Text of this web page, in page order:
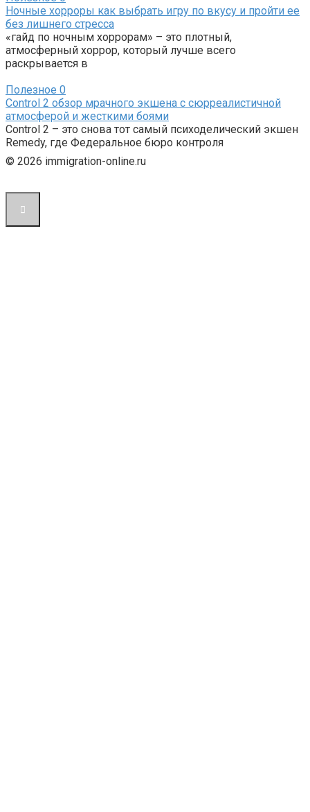
Ночные хорроры как выбрать игру по вкусу и пройти ее
без лишнего стресса
«гайд по ночным хоррорам» – это плотный,
атмосферный хоррор, который лучше всего
раскрывается в
Полезное 0
Control 2 обзор мрачного экшена с сюрреалистичной
атмосферой и жесткими боями
Control 2 – это снова тот самый психоделический экшен
Remedy, где Федеральное бюро контроля
© 2026 immigration-online.ru